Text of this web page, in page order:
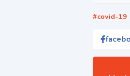
#covid-19